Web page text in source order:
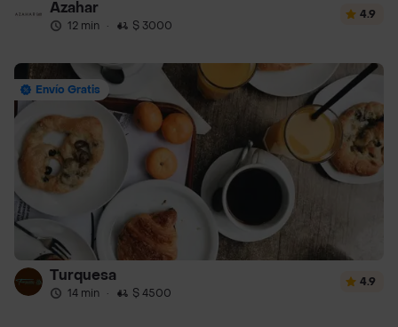
Azahar
12 min · $ 3000
4.9
Envío Gratis
Turquesa
14 min · $ 4500
4.9